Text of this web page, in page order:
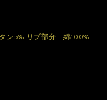
ン5% リブ部分 綿100%